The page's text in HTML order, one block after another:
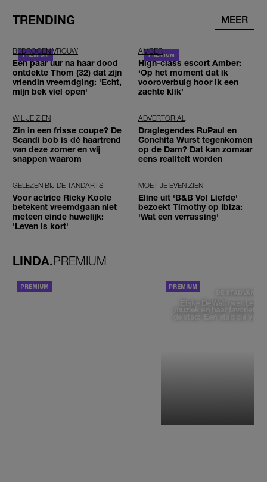
TRENDING MEER
BEDROGEN VROUW
Een paar uur na haar dood
ontdekte Thom (32) dat zijn
vriendin vreemdging: 'Echt,
mijn bek viel open'
AMBER
High-class escort Amber:
‘Op het moment dat ik
vooroverbuig hoor ik een
zachte klik’
WIL JE ZIEN
Zin in een frisse coupe? De
Scandi bob is dé haartrend
van deze zomer en wij
snappen waarom
ADVERTORIAL
Draglegendes RuPaul en
Conchita Wurst tegenkomen
op de Dam? Dat kan zomaar
eens realiteit worden
GELEZEN BIJ DE TANDARTS
Voor actrice Ricky Koole
betekent vreemdgaan niet
meteen einde huwelijk:
'Leven is kort'
MOET JE EVEN ZIEN
Eline uit 'B&B Vol Liefde'
bezoekt Timothy op Ibiza:
'Wat een verrassing'
LINDA.PREMIUM
DE STAD VAN
Elske DeWall over
muziek en haar favoriete
de stad: 'Een stad die